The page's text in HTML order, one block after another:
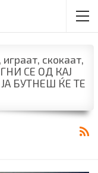
скокаат,
СЕ ОД КАЈ
БУТНЕШ ЌЕ ТЕ